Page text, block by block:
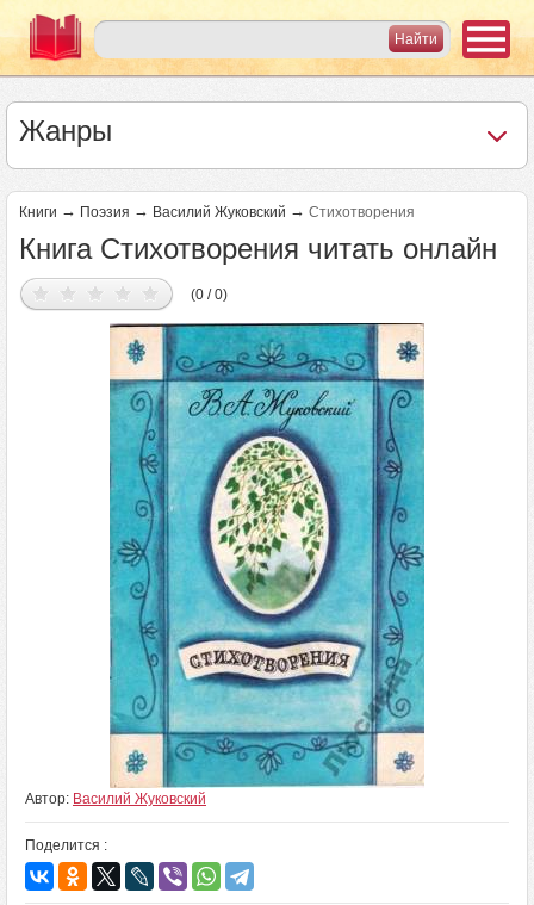
Жанры
Книги → Поэзия → Василий Жуковский → Стихотворения
Книга Стихотворения читать онлайн
(0 / 0)
Автор: Василий Жуковский
Поделится :